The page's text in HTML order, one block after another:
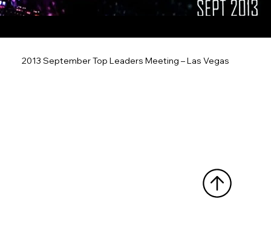
2013 September Top Leaders Meeting – Las Vegas